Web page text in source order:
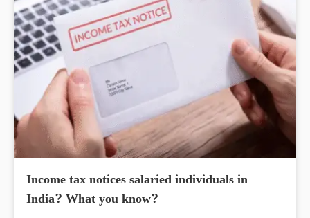
Income tax notices salaried individuals in
India? What you know?